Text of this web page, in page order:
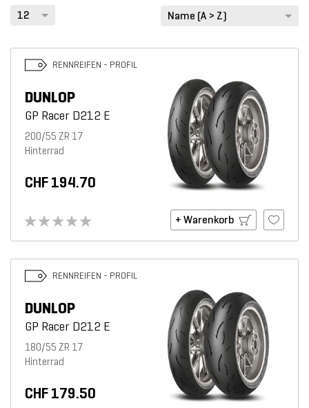
12 Name (A > Z)
RENNREIFEN - PROFIL
DUNLOP
GP Racer D212 E
200/55 ZR 17
Hinterrad
CHF 194.70
+ Warenkorb
RENNREIFEN - PROFIL
DUNLOP
GP Racer D212 E
180/55 ZR 17
Hinterrad
CHF 179.50